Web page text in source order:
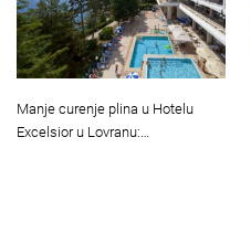
Manje curenje plina u Hotelu
Excelsior u Lovranu:…